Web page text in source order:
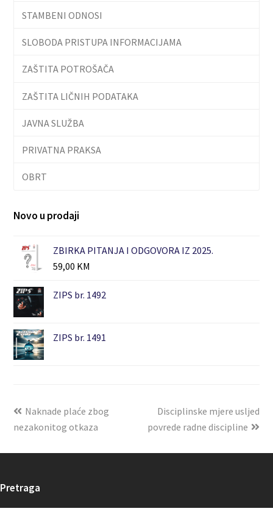
STAMBENI ODNOSI
SLOBODA PRISTUPA INFORMACIJAMA
ZAŠTITA POTROŠAČA
ZAŠTITA LIČNIH PODATAKA
JAVNA SLUŽBA
PRIVATNA PRAKSA
OBRT
Novo u prodaji
ZBIRKA PITANJA I ODGOVORA IZ 2025.
59,00 KM
ZIPS br. 1492
ZIPS br. 1491
Naknade plaće zbog
nezakonitog otkaza
Disciplinske mjere usljed
povrede radne discipline
Pretraga